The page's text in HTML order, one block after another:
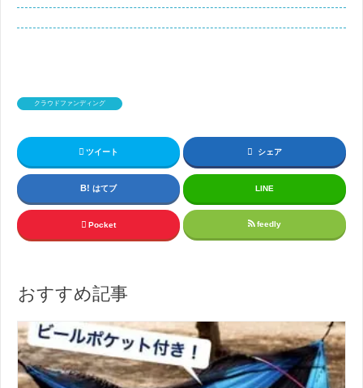
クラウドファンディング
ツイート シェア
はてブ LINE
Pocket feedly
おすすめ記事